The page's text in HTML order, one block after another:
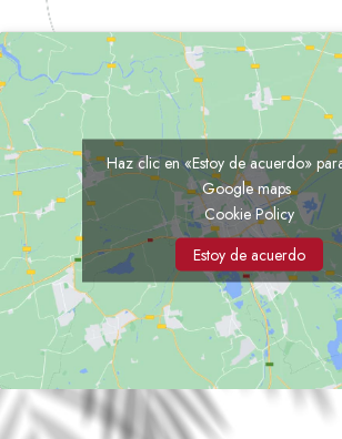
Haz clic en «Estoy de acuerdo»
Google maps
Cookie Policy
Estoy de acuerdo